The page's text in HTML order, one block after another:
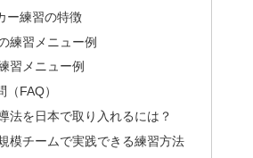
ー練習の特徴
練習メニュー例
習メニュー例
FAQ）
法を日本で取り入れるには？
模チームで実践できる練習方法